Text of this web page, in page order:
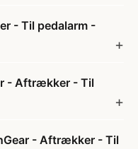
- Til pedalarm -
- Aftrækker - Til
- Aftrækker - Til